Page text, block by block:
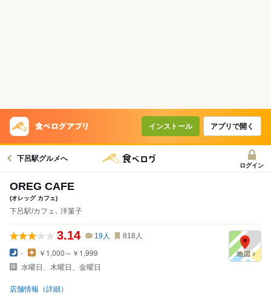
インストール アプリで開く
下呂駅グルメへ
ログイン
OREG CAFE
(オレッグ カフェ)
下呂駅/カフェ､ 洋菓子
3.14 19人 818 人
-
￥1,000～￥1,999
水曜日、木曜日、金曜日
店舗情報（詳細）